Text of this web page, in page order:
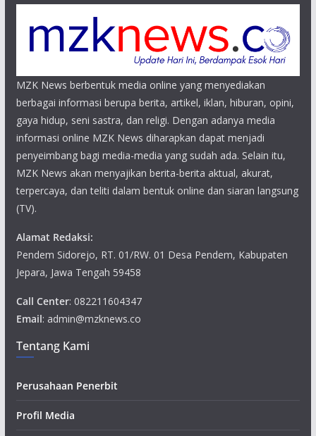
MZK News berbentuk media online yang menyediakan
berbagai informasi berupa berita, artikel, iklan, hiburan, opini,
gaya hidup, seni sastra, dan religi. Dengan adanya media
informasi online MZK News diharapkan dapat menjadi
penyeimbang bagi media-media yang sudah ada. Selain itu,
MZK News akan menyajikan berita-berita aktual, akurat,
terpercaya, dan teliti dalam bentuk online dan siaran langsung
(TV).
Alamat Redaksi:
Pendem Sidorejo, RT. 01/RW. 01 Desa Pendem, Kabupaten
Jepara, Jawa Tengah 59458
Call Center: 082211604347
Email: admin@mzknews.co
Tentang Kami
Perusahaan Penerbit
Profil Media